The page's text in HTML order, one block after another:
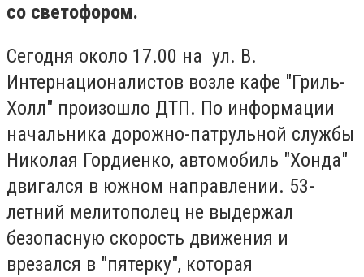
со светофором.
Сегодня около 17.00 на ул. В.
Интернационалистов возле кафе "Гриль-
Холл" произошло ДТП. По информации
начальника дорожно-патрульной службы
Николая Гордиенко, автомобиль "Хонда"
двигался в южном направлении. 53-
летний мелитополец не выдержал
безопасную скорость движения и
врезался в "пятерку", которая